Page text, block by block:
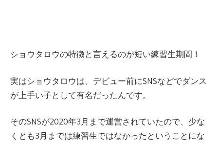
ショウタロウの特徴と言えるのが短い練習生期間！
実はショウタロウは、デビュー前にSNSなどでダンス
が上手い子として有名だったんです。
そのSNSが2020年3月まで運営されていたので、少な
くとも3月までは練習生ではなかったということにな